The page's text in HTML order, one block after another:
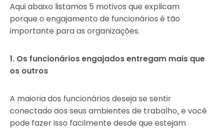
Aqui abaixo listamos 5 motivos que explicam
porque o engajamento de funcionários é tão
importante para as organizações.
1. Os funcionários engajados entregam mais que
os outros
A maioria dos funcionários deseja se sentir
conectado aos seus ambientes de trabalho, e você
pode fazer isso facilmente desde que estejam